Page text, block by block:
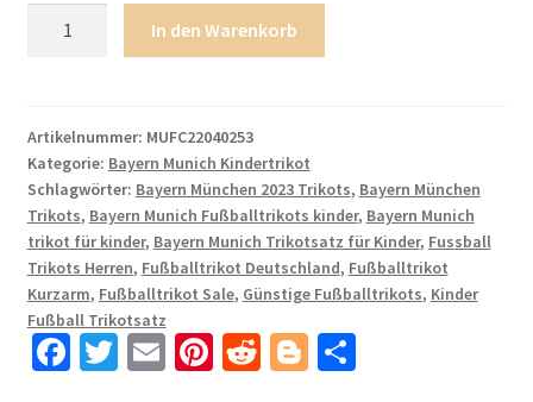
2024
Oktoberfest
Fußballtrikot
Set
mit
Aufdruck
GNABRY
7
Menge
In den Warenkorb
Artikelnummer: MUFC22040253
Kategorie: Bayern Munich Kindertrikot
Schlagwörter: Bayern München 2023 Trikots, Bayern München
Trikots, Bayern Munich Fußballtrikots kinder, Bayern Munich
trikot für kinder, Bayern Munich Trikotsatz für Kinder, Fussball
Trikots Herren, Fußballtrikot Deutschland, Fußballtrikot
Kurzarm, Fußballtrikot Sale, Günstige Fußballtrikots, Kinder
Fußball Trikotsatz
Fa T E Pi R Bl T